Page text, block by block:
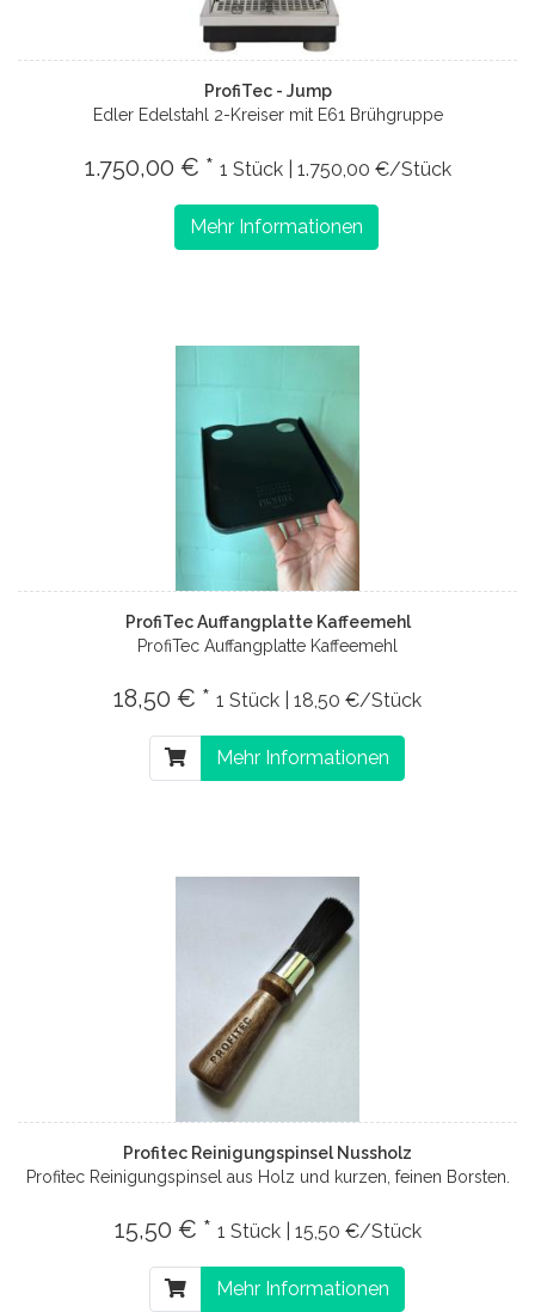
ProfiTec - Jump
Edler Edelstahl 2-Kreiser mit E61 Brühgruppe
1.750,00 € * 1 Stück | 1.750,00 €/Stück
Mehr Informationen
ProfiTec Auffangplatte Kaffeemehl
ProfiTec Auffangplatte Kaffeemehl
18,50 € * 1 Stück | 18,50 €/Stück
Mehr Informationen
Profitec Reinigungspinsel Nussholz
Profitec Reinigungspinsel aus Holz und kurzen, feinen Borsten.
15,50 € * 1 Stück | 15,50 €/Stück
Mehr Informationen